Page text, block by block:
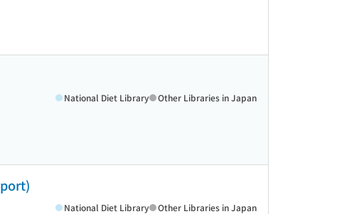
National Diet Library Other Libraries in Japan
National Diet Library Other Libraries in Japan